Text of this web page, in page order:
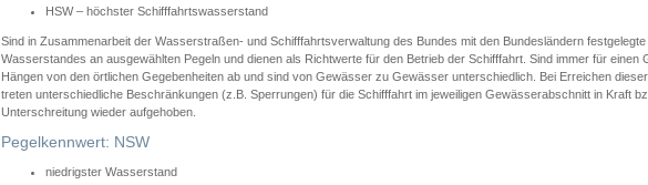
HSW – höchster Schifffahrtswasserstand
Sind in Zusammenarbeit der Wasserstraßen- und Schifffahrtsverwaltung des Bundes mit den Bundesländern
Wasserstandes an ausgewählten Pegeln und dienen als Richtwerte für den Betrieb der Schifffahrt. Sind immer für einen
Hängen von den örtlichen Gegebenheiten ab und sind von Gewässer zu Gewässer unterschiedlich. Bei Erreichen
treten unterschiedliche Beschränkungen (z.B. Sperrungen) für die Schifffahrt im jeweiligen Gewässerabschnitt in Kraft
Unterschreitung wieder aufgehoben.
Pegelkennwert: NSW
niedrigster Wasserstand